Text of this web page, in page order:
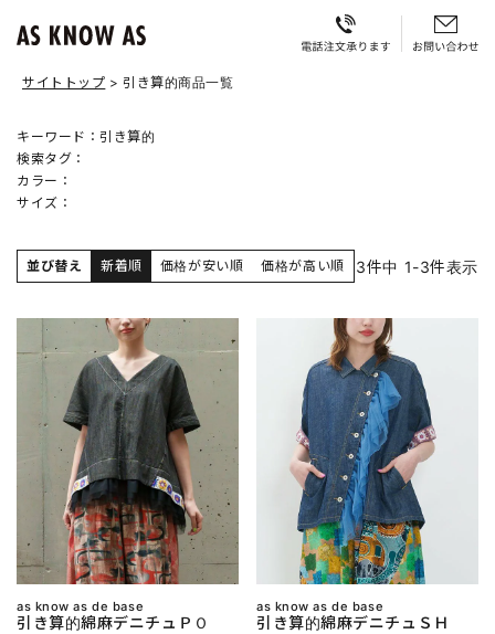
サイトトップ 引き算的商品一覧
キーワード： 引き算的
検索タグ：
カラー：
サイズ：
並び替え 新着順 価格が安い順 価格が高い順 3件中 1-3件表示
as know as de base
引き算的綿麻デニチュＰＯ
as know as de base
引き算的綿麻デニチュＳＨ